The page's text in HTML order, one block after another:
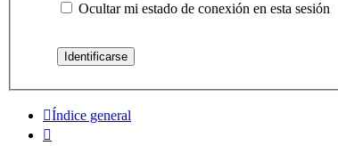
Ocultar mi estado de conexión en esta sesión
Índice general